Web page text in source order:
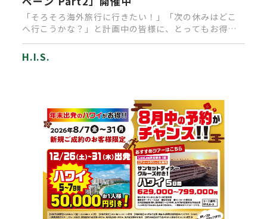
「そろそろ海外旅行に行きたい！」「次の休みはどこ
へ行こうかな？」と計画中の皆様に、とってもお得な
キャンペーンのお知らせで…
H.I.S.